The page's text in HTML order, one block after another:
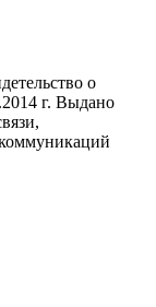
о
г. Выдано